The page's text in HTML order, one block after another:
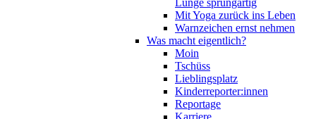
Lunge sprungartig
Mit Yoga zurück ins Leben
Warnzeichen ernst nehmen
Was macht eigentlich?
Moin
Tschüss
Lieblingsplatz
Kinderreporter:innen
Reportage
Karriere